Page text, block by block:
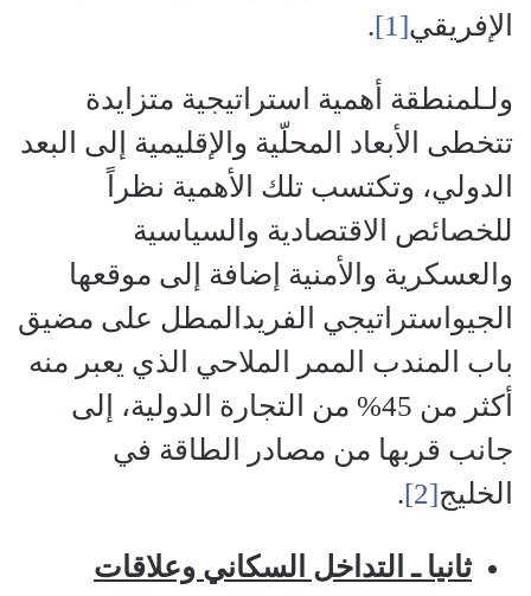
الإفريقي[1]
.
ولـلمنطقة أهمية استراتيجية متزايدة
تتخطى الأبعاد المحلّية والإقليمية إلى البعد
الدولي، وتكتسب تلك الأهمية نظراً
للخصائص الاقتصادية والسياسية
والعسكرية والأمنية إضافة إلى موقعها
الجيواستراتيجي الفريدالمطل على مضيق
باب المندب الممر الملاحي الذي يعبر منه
أكثر من 45% من التجارة الدولية، إلى
جانب قربها من مصادر الطاقة في
الخليج[2]
.
ثانيا ـ التداخل السكاني وعلاقات